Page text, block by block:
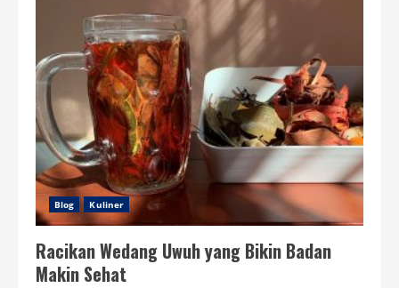
Pemula
Biar
Nggak
Cepet
K.O.
Blog Kuliner
Racikan Wedang Uwuh yang Bikin Badan
Makin Sehat